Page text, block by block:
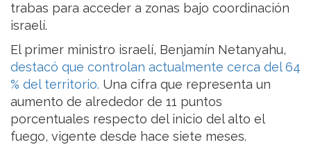
trabas para acceder a zonas bajo coordinación
israelí.
El primer ministro israelí, Benjamín Netanyahu,
destacó que controlan actualmente cerca del 64
% del territorio. Una cifra que representa un
aumento de alrededor de 11 puntos
porcentuales respecto del inicio del alto el
fuego, vigente desde hace siete meses.